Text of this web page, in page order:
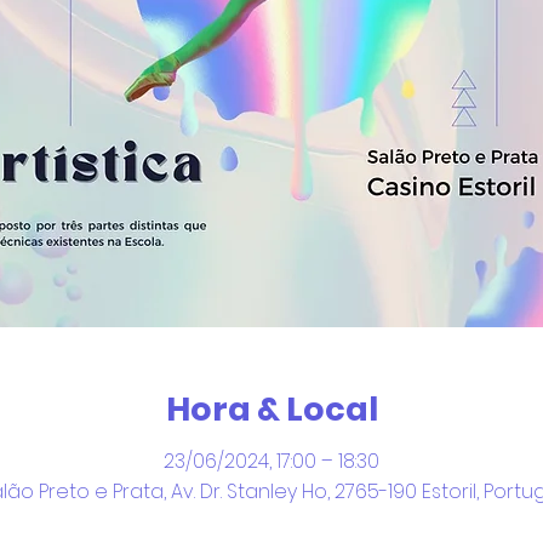
Hora & Local
23/06/2024, 17:00 – 18:30
Preto e Prata, Av. Dr. Stanley Ho, 2765-190 Estoril,